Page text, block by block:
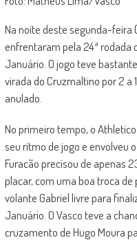
Na noite deste segunda-feira
enfrentaram pela 24ª rodada
Januário. O jogo teve
virada do Cruzmaltino por 2 a
anulado.
No primeiro tempo, o
seu ritmo de jogo e envolveu
Furacão precisou de apenas
placar, com uma boa troca
volante Gabriel livre para
Januário. O Vasco teve a
cruzamento de Hugo Moura